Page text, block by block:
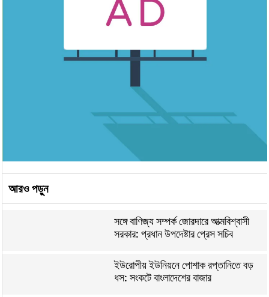
আরও পড়ুন
সঙ্গে বাণিজ্য সম্পর্ক জোরদারে আত্মবিশ্বাসী
সরকার: প্রধান উপদেষ্টার প্রেস সচিব
ইউরোপীয় ইউনিয়নে পোশাক রপ্তানিতে বড়
ধস: সংকটে বাংলাদেশের বাজার